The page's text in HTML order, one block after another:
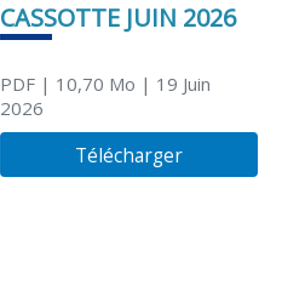
CASSOTTE JUIN 2026
PDF| 10,70 Mo | 19 Juin
2026
Télécharger